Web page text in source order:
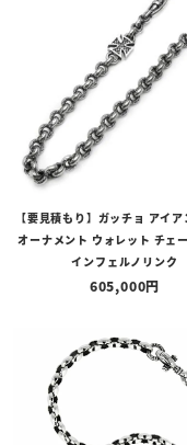
【要見積もり】ガッチョ アイア
オーナメント ウォレット チェ
インフェルノリンク
605,000